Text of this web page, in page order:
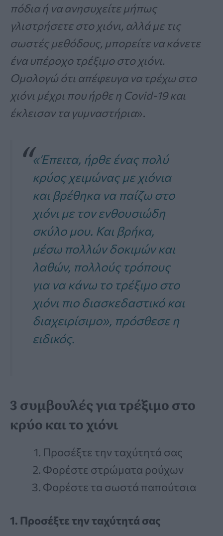
πόδια ή να ανησυχείτε μήπως
γλιστρήσετε στο χιόνι, αλλά με τις
σωστές μεθόδους, μπορείτε να κάνετε
ένα υπέροχο τρέξιμο στο χιόνι.
Ομολογώ ότι απέφευγα να τρέχω στο
χιόνι μέχρι που ήρθε η Covid-19 και
έκλεισαν τα γυμναστήρια».
«Έπειτα, ήρθε ένας πολύ
κρύος χειμώνας με χιόνια
και βρέθηκα να παίζω στο
χιόνι με τον ενθουσιώδη
σκύλο μου. Και βρήκα,
μέσω πολλών δοκιμών και
λαθών, πολλούς τρόπους
για να κάνω το τρέξιμο στο
χιόνι πιο διασκεδαστικό και
διαχειρίσιμο», πρόσθεσε η
ειδικός.
3 συμβουλές για τρέξιμο στο
κρύο και το χιόνι
Προσέξτε την ταχύτητά σας
Φορέστε στρώματα ρούχων
Φορέστε τα σωστά παπούτσια
1. Προσέξτε την ταχύτητά σας